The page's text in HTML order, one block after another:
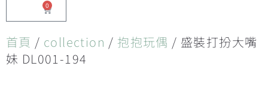
0
首頁 / collection /抱抱玩偶 / 盛裝打扮大嘴
妹 DL001-194